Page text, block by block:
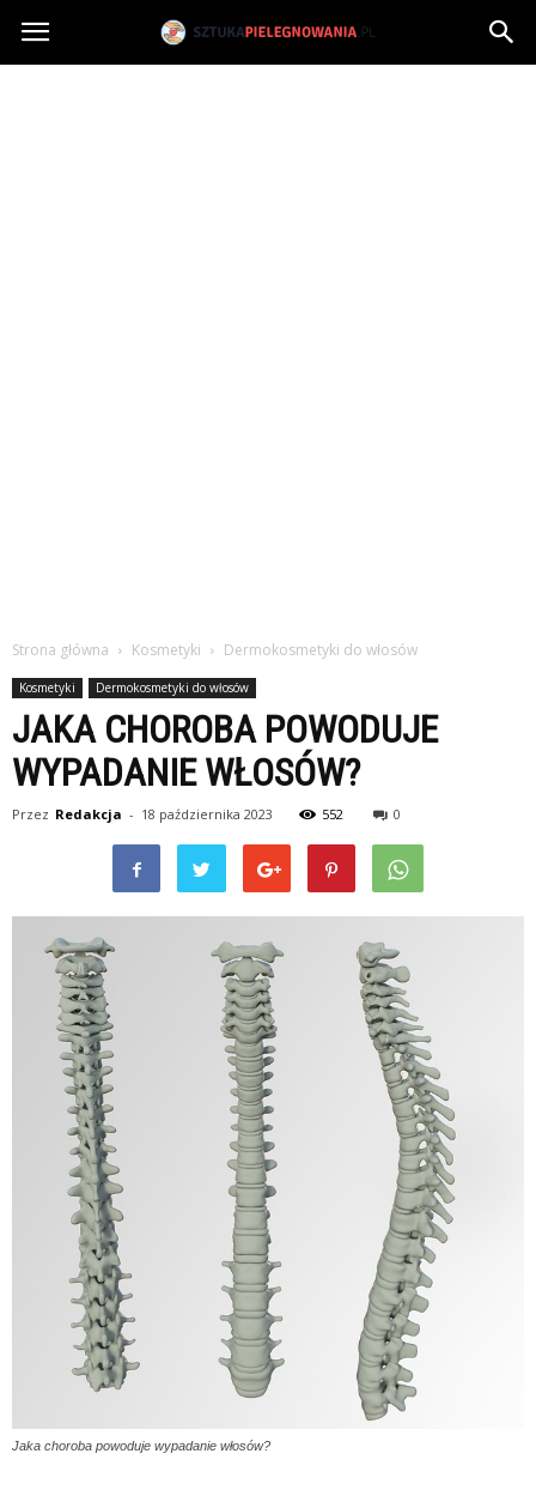
Sztukapielegnowania.pl
Strona główna Kosmetyki Dermokosmetyki do włosów
Kosmetyki Dermokosmetyki do włosów
JAKA CHOROBA POWODUJE
WYPADANIE WŁOSÓW?
Przez Redakcja - 18 października 2023 552 0
Jaka choroba powoduje wypadanie włosów?